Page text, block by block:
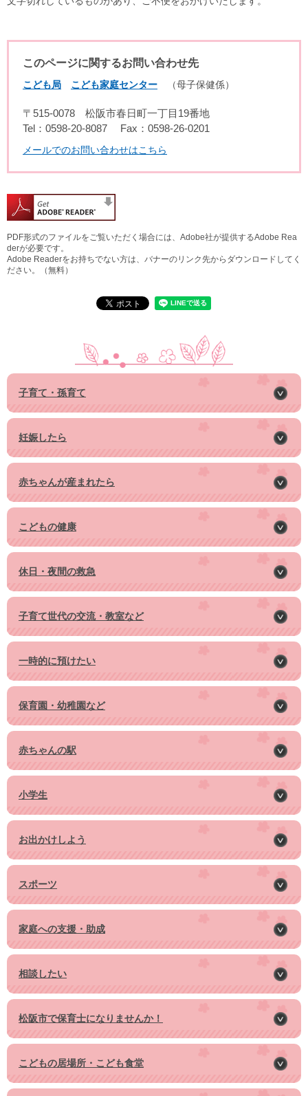
このページに関するお問い合わせ先
こども局 こども家庭センター 母子保健係
〒515-0078
松阪市春日町一丁目19番地
Tel：0598-20-8087
Fax：0598-26-0201
メールでのお問い合わせはこちら
PDF形式のファイルをご覧いただく場合には、Adobe社が提供するAdobe Rea
derが必要です。
Adobe Readerをお持ちでない方は、バナーのリンク先からダウンロードしてく
ださい。（無料）
子育て・孫育て
妊娠したら
赤ちゃんが産まれたら
こどもの健康
休日・夜間の救急
子育て世代の交流・教室など
一時的に預けたい
保育園・幼稚園など
赤ちゃんの駅
小学生
お出かけしよう
スポーツ
家庭への支援・助成
相談したい
松阪市で保育士になりませんか！
こどもの居場所・こども食堂